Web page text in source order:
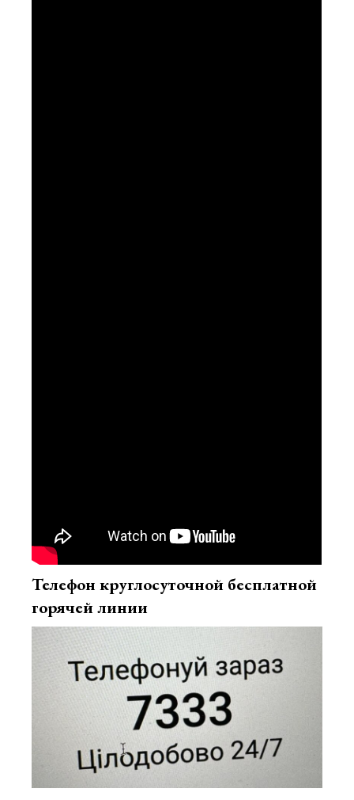
Телефон круглосуточной бесплатной
горячей линии